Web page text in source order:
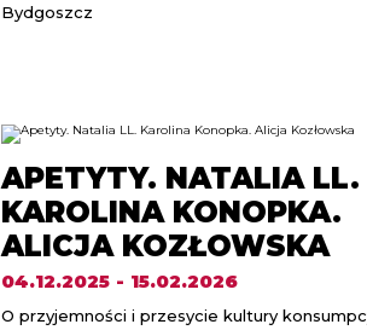
Bydgoszcz
APETYTY. NATALIA LL.
KAROLINA KONOPKA.
ALICJA KOZŁOWSKA
04.12.2025 - 15.02.2026
O przyjemności i przesycie kultury